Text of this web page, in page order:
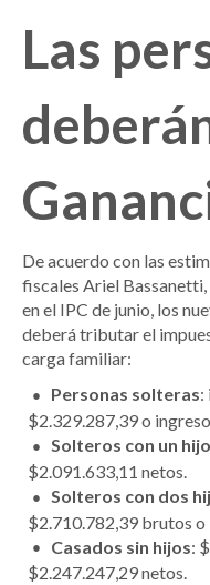
Las
De acuerdo con las
fiscales Ariel Bassanetti,
en el IPC de junio, los
deberá tributar el
carga familiar:
Personas solteras:
$2.329.287,39 o
Solteros con un hijo
$2.091.633,11 netos.
Solteros con dos
$2.710.782,39 brutos o
Casados sin hijos:
$2.247.247,29 netos.